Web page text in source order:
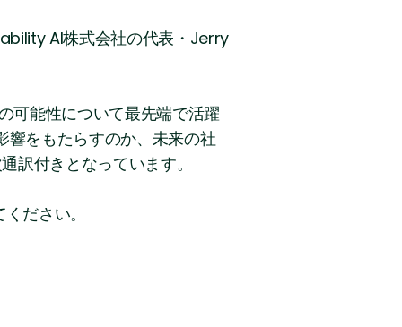
AI株式会社の代表・Jerry
可能性について最先端で活躍
響をもたらすのか、未来の社
訳付きとなっています。
ださい。